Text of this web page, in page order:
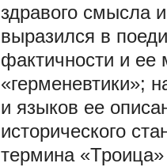
здравого смысла
выразился в
фактичности и ее
«герменевтики»;
и языков ее
исторического
термина